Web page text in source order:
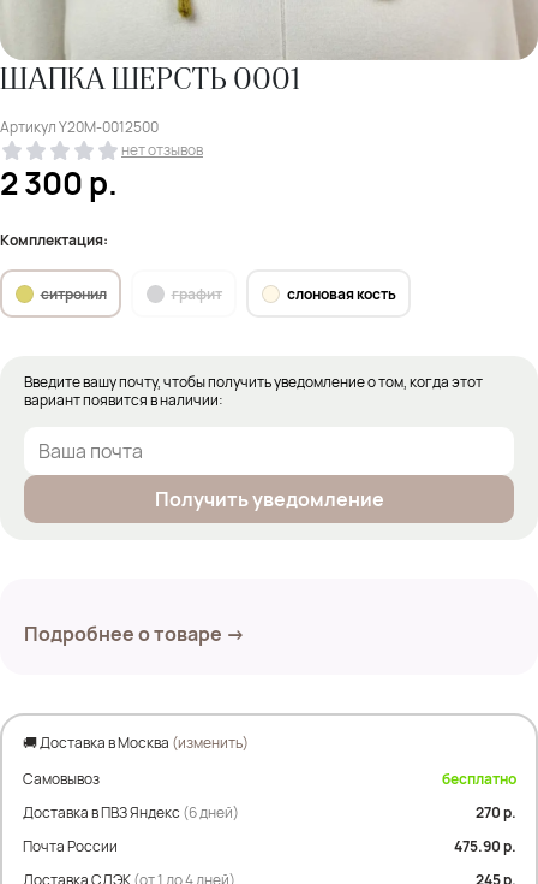
ШАПКА ШЕРСТЬ 0001
АртикулY20M-0012500
нет отзывов
2 300р.
Комплектация:
ситронил графит слоновая кость
Введите вашу почту, чтобы получить уведомление о том, когда этот
вариант появится в наличии:
Получить уведомление
Подробнее о товаре →
🚚 Доставка в Москва (изменить)
Самовывоз
бесплатно
Доставка в ПВЗ Яндекс (6 дней)
270 р.
Почта России
475.90 р.
Доставка СДЭК(от 1 до 4 дней)
245 р.